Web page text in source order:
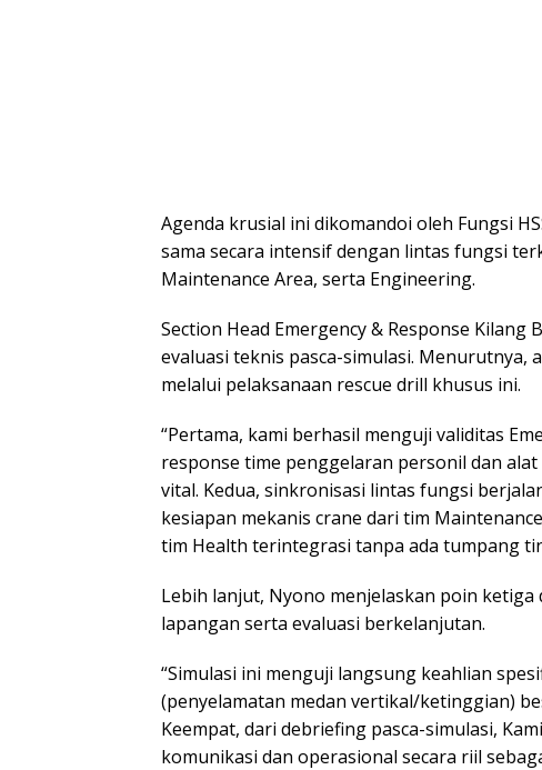
Agenda krusial ini dikomandoi oleh Fungsi
sama secara intensif dengan lintas fungsi
Maintenance Area, serta Engineering.
Section Head Emergency & Response
evaluasi teknis pasca-simulasi. Menurutnya,
melalui pelaksanaan rescue drill khusus ini.
“Pertama, kami berhasil menguji validitas
response time penggelaran personil dan
vital. Kedua, sinkronisasi lintas fungsi
kesiapan mekanis crane dari tim
tim Health terintegrasi tanpa ada tumpang
Lebih lanjut, Nyono menjelaskan poin
lapangan serta evaluasi berkelanjutan.
“Simulasi ini menguji langsung keahlian
(penyelamatan medan vertikal/ketinggian)
Keempat, dari debriefing pasca-simulasi,
komunikasi dan operasional secara riil